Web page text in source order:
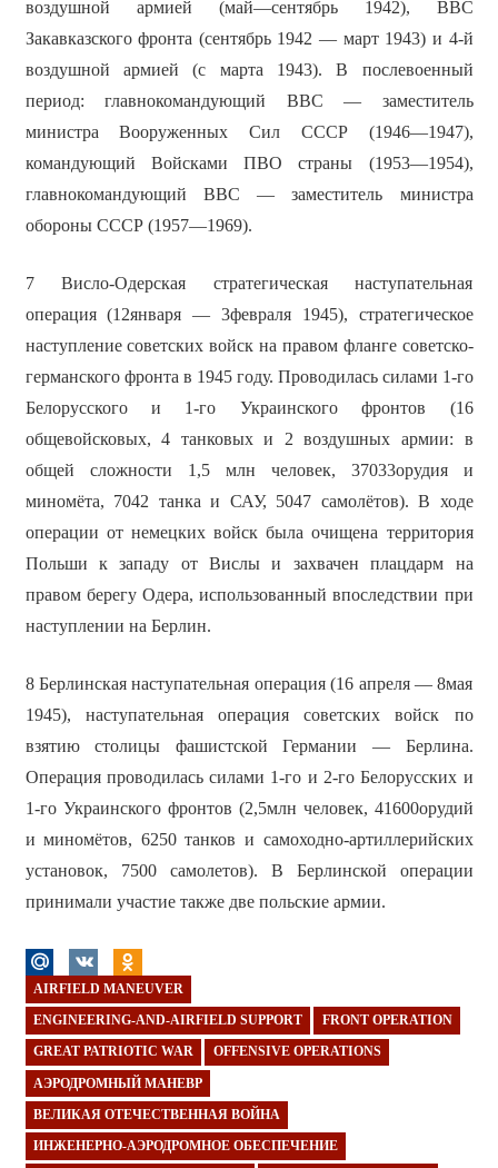
воздушной армией (май—сентябрь 1942), ВВС
Закавказского фронта (сентябрь 1942 — март 1943) и 4-й
воздушной армией (с марта 1943). В послевоенный
период: главнокомандующий ВВС — заместитель
министра Вооруженных Сил СССР (1946—1947),
командующий Войсками ПВО страны (1953—1954),
главнокомандующий ВВС — заместитель министра
обороны СССР (1957—1969).
7 Висло-Одерская стратегическая наступательная
операция (12января — 3февраля 1945), стратегическое
наступление советских войск на правом фланге советско-
германского фронта в 1945 году. Проводилась силами 1-го
Белорусского и 1-го Украинского фронтов (16
общевойсковых, 4 танковых и 2 воздушных армии: в
общей сложности 1,5 млн человек, 37033орудия и
миномёта, 7042 танка и САУ, 5047 самолётов). В ходе
операции от немецких войск была очищена территория
Польши к западу от Вислы и захвачен плацдарм на
правом берегу Одера, использованный впоследствии при
наступлении на Берлин.
8 Берлинская наступательная операция (16 апреля — 8мая
1945), наступательная операция советских войск по
взятию столицы фашистской Германии — Берлина.
Операция проводилась силами 1-го и 2-го Белорусских и
1-го Украинского фронтов (2,5млн человек, 41600орудий
и миномётов, 6250 танков и самоходно-артиллерийских
установок, 7500 самолетов). В Берлинской операции
принимали участие также две польские армии.
AIRFIELD MANEUVER
ENGINEERING-AND-AIRFIELD SUPPORT FRONT OPERATION
GREAT PATRIOTIC WAR OFFENSIVE OPERATIONS
АЭРОДРОМНЫЙ МАНЕВР
ВЕЛИКАЯ ОТЕЧЕСТВЕННАЯ ВОЙНА
ИНЖЕНЕРНО-АЭРОДРОМНОЕ ОБЕСПЕЧЕНИЕ